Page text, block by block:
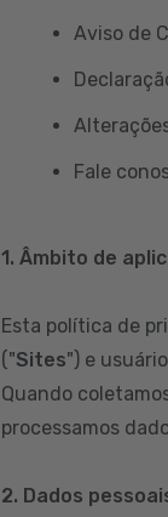
Aviso de
Fale
1. Âmbito de
Esta política de
("Sites") e
Quando
processamos
2. Dados